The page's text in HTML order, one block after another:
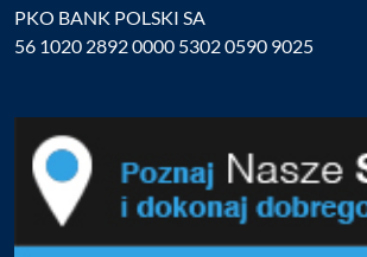
PKO BANK POLSKI SA
56 1020 2892 0000 5302 0590 9025